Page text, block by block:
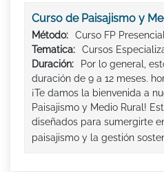
Curso de Paisajismo y
Método:
Curso FP Presencial
Tematica:
Cursos
Duración:
Por lo general,
duración de 9 a 12 meses.
¡Te damos la bienvenida a
Paisajismo y Medio Rural!
diseñados para sumergirte
paisajismo y la gestión